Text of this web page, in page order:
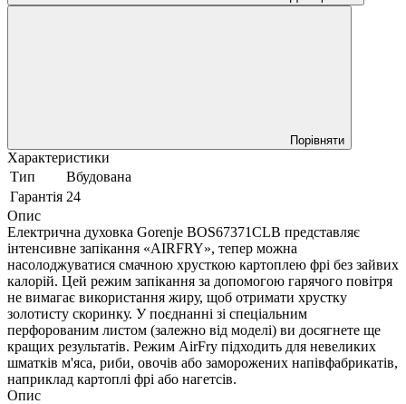
Порівняти
Характеристики
Тип
Вбудована
Гарантія 24
Опис
Електрична духовка Gorenje BOS67371CLB представляє
інтенсивне запікання «AIRFRY», тепер можна
насолоджуватися смачною хрусткою картоплею фрі без зайвих
калорій. Цей режим запікання за допомогою гарячого повітря
не вимагає використання жиру, щоб отримати хрустку
золотисту скоринку. У поєднанні зі спеціальним
перфорованим листом (залежно від моделі) ви досягнете ще
кращих результатів. Режим AirFry підходить для невеликих
шматків м'яса, риби, овочів або заморожених напівфабрикатів,
наприклад картоплі фрі або нагетсів.
Опис